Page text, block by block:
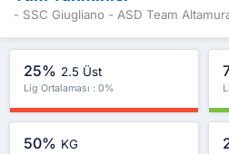
- SSC Giugliano - ASD Team
25% 2.5 Üst
Lig Ortalaması : 0%
50% KG